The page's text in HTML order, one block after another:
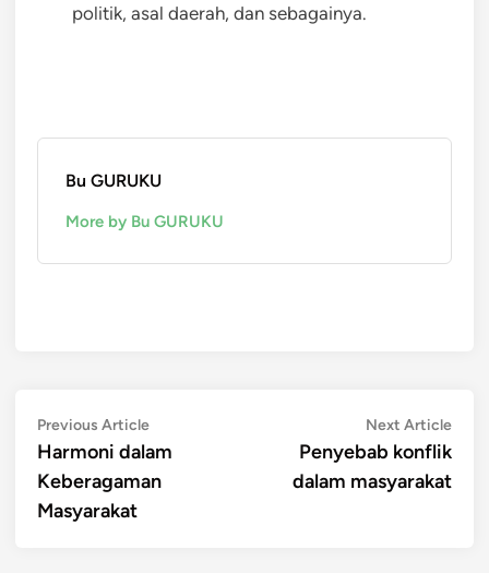
politik, asal daerah, dan sebagainya.
Bu GURUKU
More by Bu GURUKU
Post
navigation
Previous ArticlePrevious
article:
Harmoni dalam
Keberagaman
Masyarakat
Next ArticleNext
Penyebab konflik
dalam masyarakat